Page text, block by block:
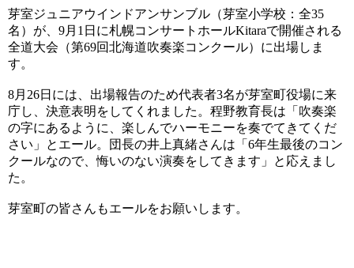
芽室ジュニアウインドアンサンブル（芽室小学校：全35
名）が、9月1日に札幌コンサートホールKitaraで開催される
全道大会（第69回北海道吹奏楽コンクール）に出場しま
す。
8月26日には、出場報告のため代表者3名が芽室町役場に来
庁し、決意表明をしてくれました。程野教育長は「吹奏楽
の字にあるように、楽しんでハーモニーを奏でてきてくだ
さい」とエール。団長の井上真緒さんは「6年生最後のコン
クールなので、悔いのない演奏をしてきます」と応えまし
た。
芽室町の皆さんもエールをお願いします。